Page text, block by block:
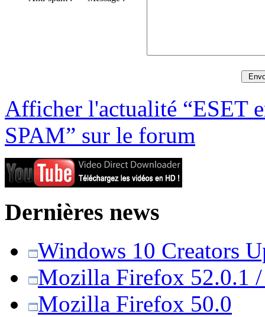
Afficher l'actualité “ESET
SPAM” sur le forum
Dernières news
Windows 10 Creators
Mozilla Firefox 52.0.1
Mozilla Firefox 50.0